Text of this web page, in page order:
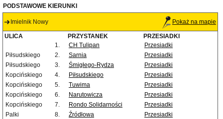
PODSTAWOWE KIERUNKI
Imielnik Nowy Pokaż na mapie
ULICA PRZYSTANEK
PRZESIADKI
1.
CH Tulipan
Przesiadki
Piłsudskiego
2. Sarnia
Przesiadki
Piłsudskiego
3. Śmigłego-Rydza
Przesiadki
Kopcińskiego
4. Piłsudskiego
Przesiadki
Kopcińskiego
5. Tuwima
Przesiadki
Kopcińskiego
6. Narutowicza
Przesiadki
Kopcińskiego
7. Rondo Solidarności
Przesiadki
Palki
8. Źródłowa
Przesiadki